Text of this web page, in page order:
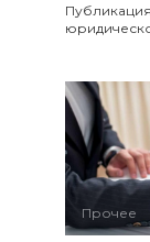
Публикация
Прочее